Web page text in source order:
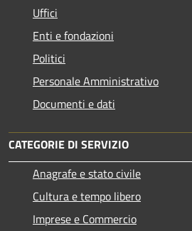
Uffici
Enti e fondazioni
Politici
Personale Amministrativo
Documenti e dati
CATEGORIE DI SERVIZIO
Anagrafe e stato civile
Cultura e tempo libero
Imprese e Commercio